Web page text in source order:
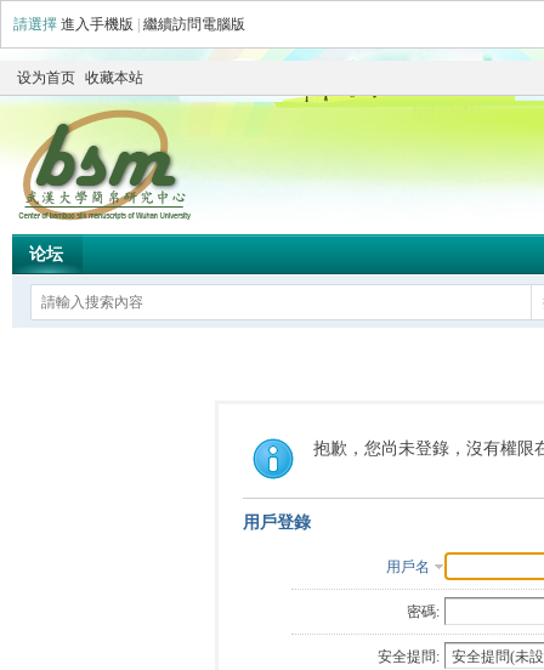
請選擇 進入手機版 繼續訪問電腦版
设为首页 收藏本站
论坛
抱歉，您尚未登錄，沒有權限
用戶登錄
用戶名
密碼:
安全提問: